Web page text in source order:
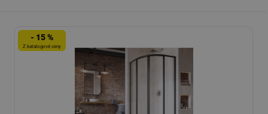
- 15 %
Z katalogové ceny